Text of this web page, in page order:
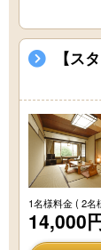
【ス
1名様料金( 2名
14,000